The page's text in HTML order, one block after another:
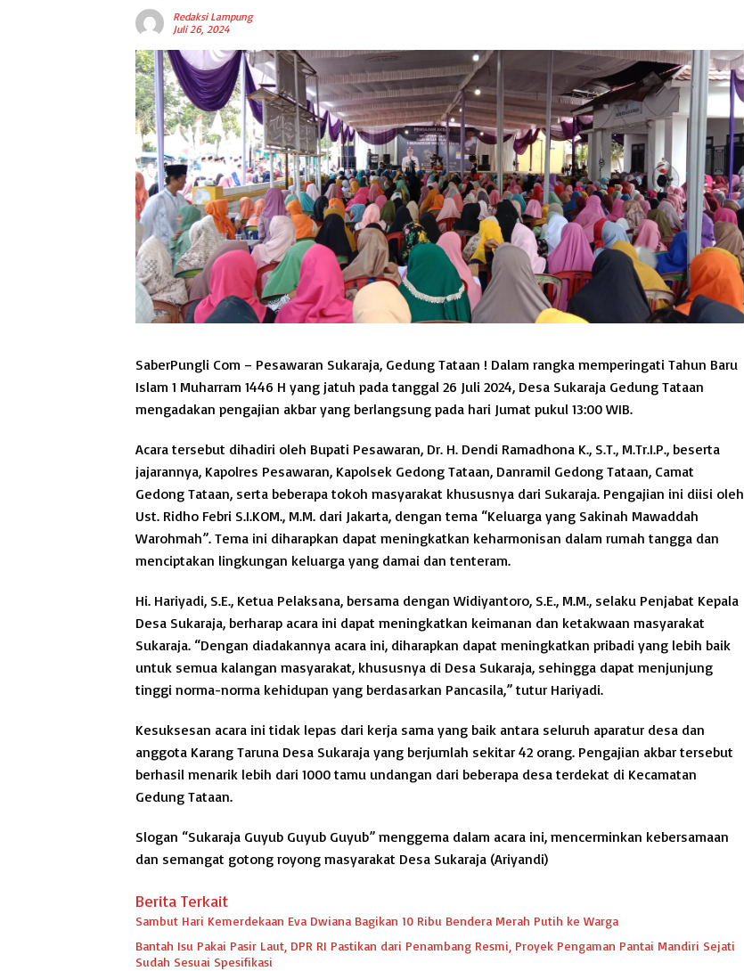
Redaksi Lampung
Juli 26, 2024
SaberPungli Com – Pesawaran Sukaraja, Gedung Tataan ! Dalam rangka memperingati Tahun Baru
Islam 1 Muharram 1446 H yang jatuh pada tanggal 26 Juli 2024, Desa Sukaraja Gedung Tataan
mengadakan pengajian akbar yang berlangsung pada hari Jumat pukul 13:00 WIB.
Acara tersebut dihadiri oleh Bupati Pesawaran, Dr. H. Dendi Ramadhona K., S.T., M.Tr.I.P., beserta
jajarannya, Kapolres Pesawaran, Kapolsek Gedong Tataan, Danramil Gedong Tataan, Camat
Gedong Tataan, serta beberapa tokoh masyarakat khususnya dari Sukaraja. Pengajian ini diisi oleh
Ust. Ridho Febri S.I.KOM., M.M. dari Jakarta, dengan tema “Keluarga yang Sakinah Mawaddah
Warohmah”. Tema ini diharapkan dapat meningkatkan keharmonisan dalam rumah tangga dan
menciptakan lingkungan keluarga yang damai dan tenteram.
Hi. Hariyadi, S.E., Ketua Pelaksana, bersama dengan Widiyantoro, S.E., M.M., selaku Penjabat Kepala
Desa Sukaraja, berharap acara ini dapat meningkatkan keimanan dan ketakwaan masyarakat
Sukaraja. “Dengan diadakannya acara ini, diharapkan dapat meningkatkan pribadi yang lebih baik
untuk semua kalangan masyarakat, khususnya di Desa Sukaraja, sehingga dapat menjunjung
tinggi norma-norma kehidupan yang berdasarkan Pancasila,” tutur Hariyadi.
Kesuksesan acara ini tidak lepas dari kerja sama yang baik antara seluruh aparatur desa dan
anggota Karang Taruna Desa Sukaraja yang berjumlah sekitar 42 orang. Pengajian akbar tersebut
berhasil menarik lebih dari 1000 tamu undangan dari beberapa desa terdekat di Kecamatan
Gedung Tataan.
Slogan “Sukaraja Guyub Guyub Guyub” menggema dalam acara ini, mencerminkan kebersamaan
dan semangat gotong royong masyarakat Desa Sukaraja (Ariyandi)
Berita Terkait
Sambut Hari Kemerdekaan Eva Dwiana Bagikan 10 Ribu Bendera Merah Putih ke Warga
Bantah Isu Pakai Pasir Laut, DPR RI Pastikan dari Penambang Resmi, Proyek Pengaman Pantai Mandiri Sejati
Sudah Sesuai Spesifikasi